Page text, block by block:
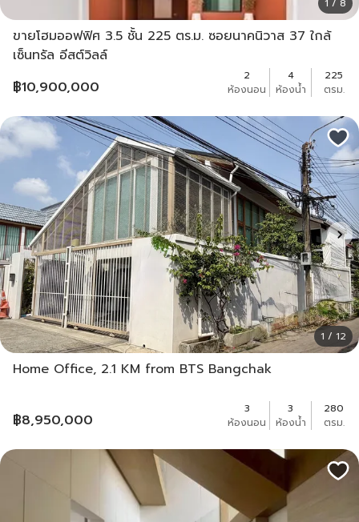
1 / 8
ขายโฮมออฟฟิศ 3.5 ชั้น 225 ตร.ม. ซอยนาคนิวาส 37 ใกล้
เซ็นทรัล อีสต์วิลล์
฿10,900,000
2
ห้องนอน
4
ห้องน้ำ
225
ตรม.
1 / 12
Home Office, 2.1 KM from BTS Bangchak
฿8,950,000
3
ห้องนอน
3
ห้องน้ำ
280
ตรม.